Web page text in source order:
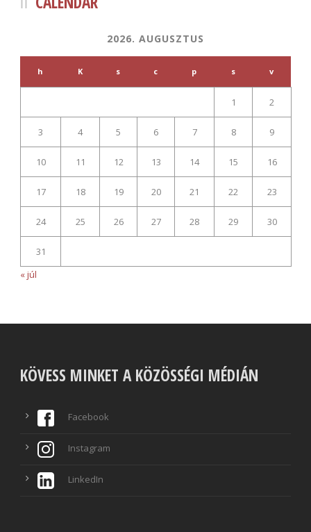
2026. AUGUSZTUS
h K s c p s v
1 2
3 4 5 6 7 8 9
10 11 12 13 14 15 16
17 18 19 20 21 22 23
24 25 26 27 28 29 30
31
« júl
KÖVESS MINKET A KÖZÖSSÉGI MÉDIÁN
Facebook
Instagram
LinkedIn